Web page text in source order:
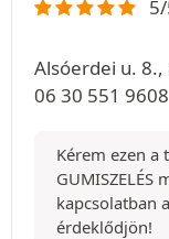
Alsóerdei u.
06 30 551 9608
Kérem ezen a
GUMISZELÉS
kapcsolatban
érdeklődjön!